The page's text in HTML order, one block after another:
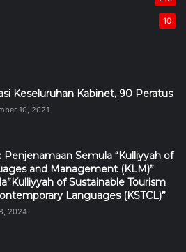
10
Keseluruhan Kabinet, 90 Peratus
10, 2021
Penjenamaan Semula “Kulliyyah of
and Management (KLM)”
of Sustainable Tourism
Languages (KSTCL)”
2024